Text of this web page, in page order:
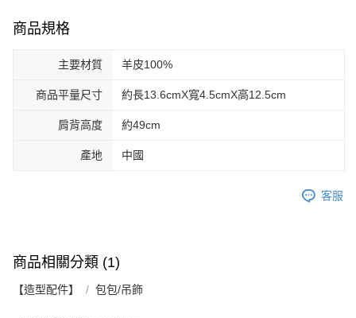
商品規格
主要材質 羊皮100%
商品平量尺寸 約長13.6cmX寬4.5cmX高12.5cm
肩背高度 約49cm
產地 中國
客服
商品相關分類 (1)
【造型配件】 包包/吊飾